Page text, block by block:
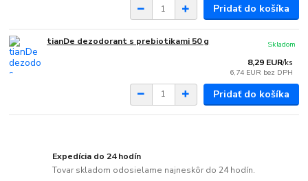
Pridať do košíka
tianDe dezodorant s prebiotikami 50 g
8,29 EUR/ks
6,74 EUR bez DPH
Skladom
Pridať do košíka
Expedícia do 24 hodín
Tovar skladom odosielame najneskôr do 24 hodín.